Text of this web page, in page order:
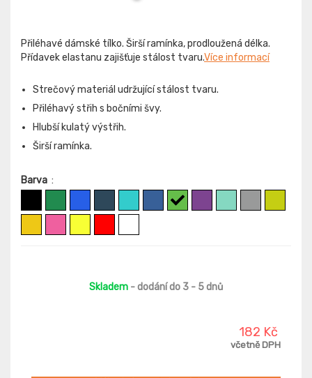
Přiléhavé dámské tílko. Širší ramínka, prodloužená délka.
Přídavek elastanu zajišťuje stálost tvaru.Více informací
Strečový materiál udržující stálost tvaru.
Přiléhavý střih s bočními švy.
Hlubší kulatý výstřih.
Širší ramínka.
Barva :
Skladem - dodání do 3 - 5 dnů
182 Kč
včetně DPH